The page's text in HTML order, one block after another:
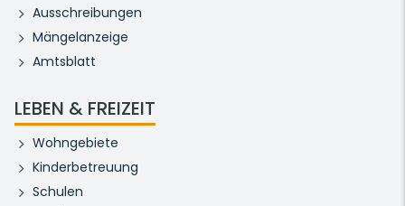
Ausschreibungen
Mängelanzeige
Amtsblatt
LEBEN & FREIZEIT
Wohngebiete
Kinderbetreuung
Schulen